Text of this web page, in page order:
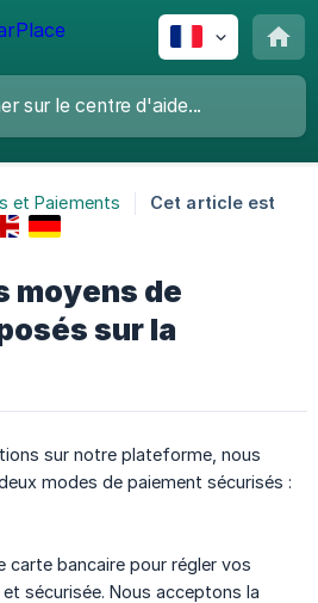
et Paiements
Cet article est
moyens de
sur la
sur notre plateforme, nous
modes de paiement sécurisés :
carte bancaire pour régler vos
sécurisée. Nous acceptons la